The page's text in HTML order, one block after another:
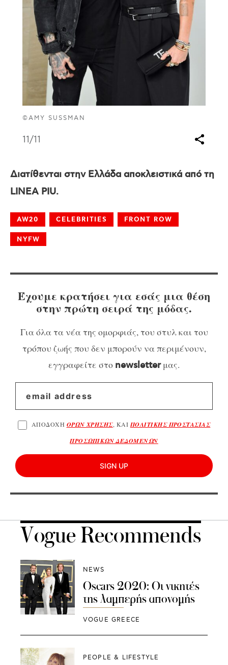
©AMY SUSSMAN
11/11
Διατίθενται στην Ελλάδα αποκλειστικά από τη
LINEA PIU.
AW20 CELEBRITIES FRONT ROW
NYFW
Έχουμε κρατήσει για εσάς μια θέση
στην πρώτη σειρά της μόδας.
Για όλα τα νέα της ομορφιάς, του στυλ και του
τρόπου ζωής που δεν μπορούν να περιμένουν,
εγγραφείτε στο newsletterμας.
ΑΠΟΔΟΧΗ ΟΡΩΝ ΧΡΗΣΗΣ, ΚΑΙ ΠΟΛΙΤΙΚΗΣ ΠΡΟΣΤΑΣΙΑΣ
ΠΡΟΣΩΠΙΚΩΝ ΔΕΔΟΜΕΝΩΝ
SIGN UP
Vogue Recommends
NEWS
Oscars 2020: Οι νικητές
της λαμπερής απονομής
VOGUE GREECE
PEOPLE & LIFESTYLE